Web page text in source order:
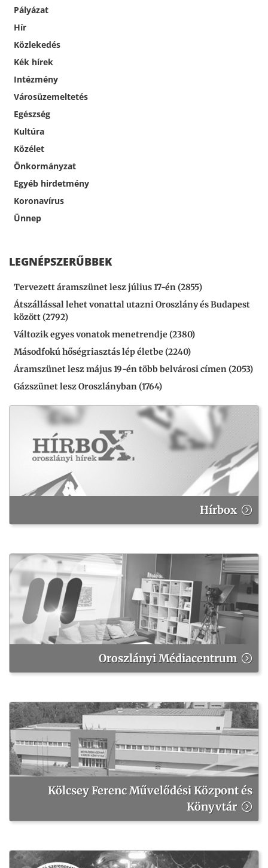
Pályázat
Hír
Közlekedés
Kék hírek
Intézmény
Városüzemeltetés
Egészség
Kultúra
Közélet
Önkormányzat
Egyéb hirdetmény
Koronavírus
Ünnep
LEGNÉPSZERŰBBEK
Tervezett áramszünet lesz július 17-én (2855)
Átszállással lehet vonattal utazni Oroszlány és Budapest
között (2792)
Változik egyes vonatok menetrendje (2380)
Másodfokú hőségriasztás lép életbe (2240)
Áramszünet lesz május 19-én több belvárosi címen (2053)
Gázszünet lesz Oroszlányban (1764)
Hírbox
Oroszlányi Médiacentrum
Kölcsey Ferenc Művelődési Központ és
Könyvtár